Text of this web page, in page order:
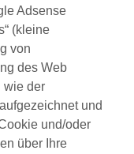
Adsense
(kleine
von
des Web
wie der
und
und/oder
über Ihre